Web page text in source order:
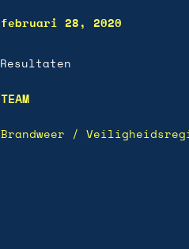
februari 28, 2020
Resultaten
TEAM
Brandweer /